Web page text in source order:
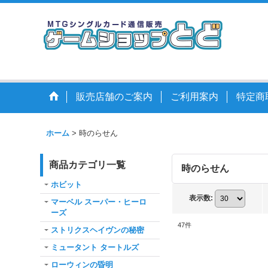
販売店舗のご案内 ご利用案内 特定商
ホーム > 時のらせん
商品カテゴリ一覧
ホビット
マーベル スーパー・ヒーロ
ーズ
ストリクスヘイヴンの秘密
ミュータント タートルズ
ローウィンの昏明
時のらせん
表示数:
47件